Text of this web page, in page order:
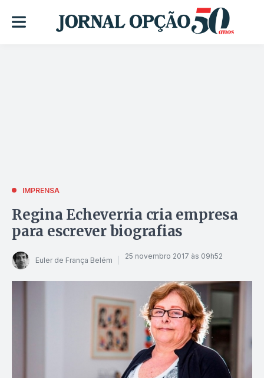
IMPRENSA
Regina Echeverria cria empresa
para escrever biografias
Euler de França Belém 25 novembro 2017 às 09h52